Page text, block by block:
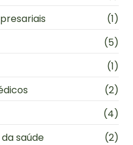
(1)
(5)
(1)
(2)
(4)
saúde
(2)